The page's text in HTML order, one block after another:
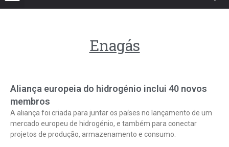
Enagás
Aliança europeia do hidrogénio inclui 40 novos
membros
A aliança foi criada para juntar os países no lançamento de um
mercado europeu de hidrogénio, e também para conectar
projetos de produção, armazenamento e consumo.